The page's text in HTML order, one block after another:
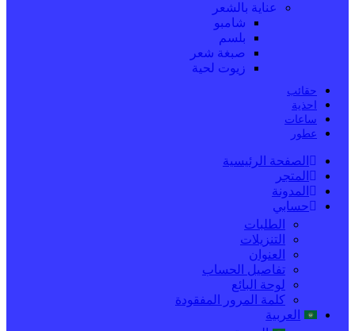
عناية بالشعر
شامبو
بلسم
صبغة شعر
زيوت لحية
حقائب
احذية
ساعات
عطور
الصفحة الرئيسية
المتجر
المدونة
حسابي
الطلبات
التنزيلات
العنوان
تفاصيل الحساب
لوحة البائع
كلمة المرور المفقودة
العربية